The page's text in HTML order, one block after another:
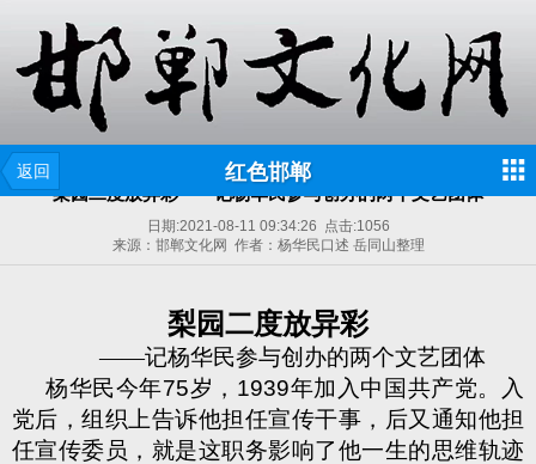
返回 红色邯郸
梨园二度放异彩——记杨华民参与创办的两个文艺团体
日期:2021-08-11 09:34:26 点击:1056
来源：邯郸文化网 作者：杨华民口述 岳同山整理
梨园二度放异彩
——记杨华民参与创办的两个文艺团体
杨华民今年75岁， 1939年加入中国共产党。入
党后，组织上告诉他担任宣传干事，后又通知他担
任宣传委员，就是这职务影响了他一生的思维轨迹